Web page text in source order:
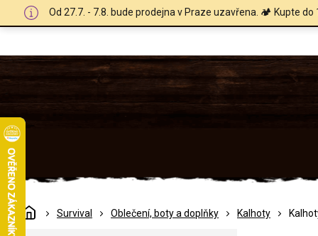
Od 27.7. - 7.8. bude prodejna v Praze uzavřena. 🏕️ Kupte
DomůSurvival Oblečení, boty a doplňky Kalhoty